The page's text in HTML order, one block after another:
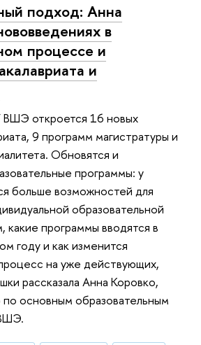
подход: Анна
в
процессе и
и
откроется 16 новых
9 программ магистратуры и
Обновятся и
программы: у
больше возможностей для
образовательной
какие программы вводятся в
году и как изменится
на уже действующих,
рассказала Анна Коровко,
основным образовательным